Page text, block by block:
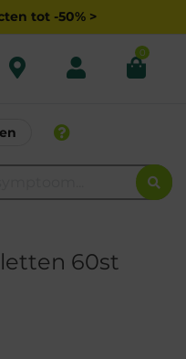
tot -50% >
0
60st